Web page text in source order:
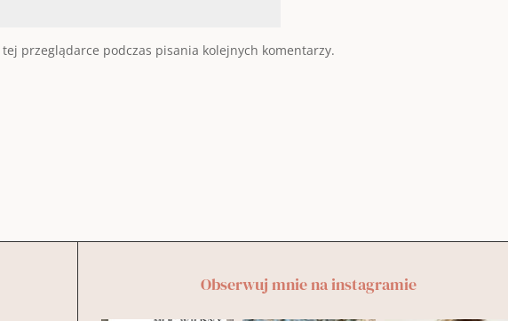
przeglądarce podczas pisania kolejnych komentarzy.
Obserwuj mnie na instagramie